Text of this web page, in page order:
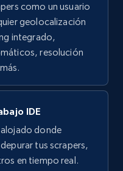
Followers,
and
Prueba gratuita
Posts count, Is
como un usuario
geolocalización
integrado,
resolución
IDE
donde
tus scrapers,
en tiempo real.